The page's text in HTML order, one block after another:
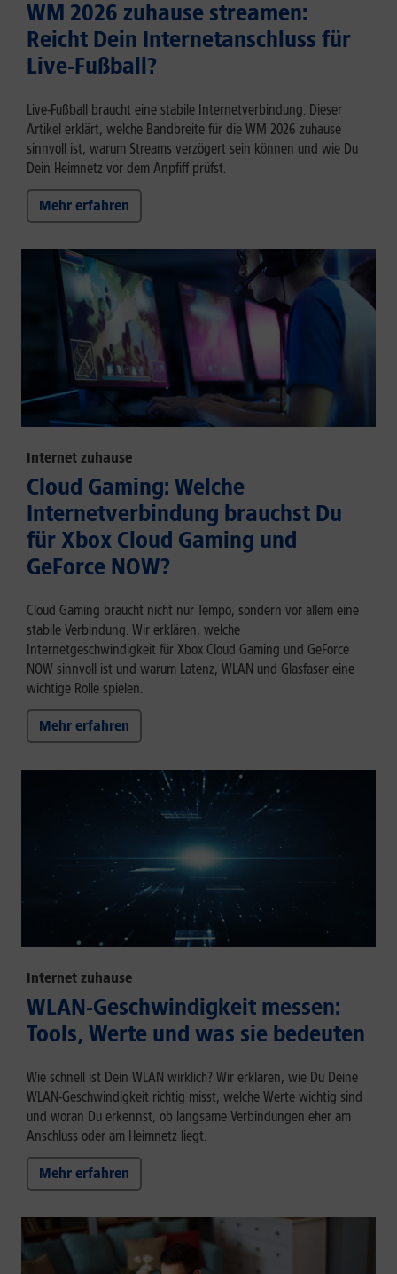
WM 2026 zuhause streamen:
Reicht Dein Internetanschluss für
Live-Fußball?
Live-Fußball braucht eine stabile Internetverbindung. Dieser
Artikel erklärt, welche Bandbreite für die WM 2026 zuhause
sinnvoll ist, warum Streams verzögert sein können und wie Du
Dein Heimnetz vor dem Anpfiff prüfst.
Mehr erfahren
Internet zuhause
Cloud Gaming: Welche
Internetverbindung brauchst Du
für Xbox Cloud Gaming und
GeForce NOW?
Cloud Gaming braucht nicht nur Tempo, sondern vor allem eine
stabile Verbindung. Wir erklären, welche
Internetgeschwindigkeit für Xbox Cloud Gaming und GeForce
NOW sinnvoll ist und warum Latenz, WLAN und Glasfaser eine
wichtige Rolle spielen.
Mehr erfahren
Internet zuhause
WLAN-Geschwindigkeit messen:
Tools, Werte und was sie bedeuten
Wie schnell ist Dein WLAN wirklich? Wir erklären, wie Du Deine
WLAN-Geschwindigkeit richtig misst, welche Werte wichtig sind
und woran Du erkennst, ob langsame Verbindungen eher am
Anschluss oder am Heimnetz liegt.
Mehr erfahren